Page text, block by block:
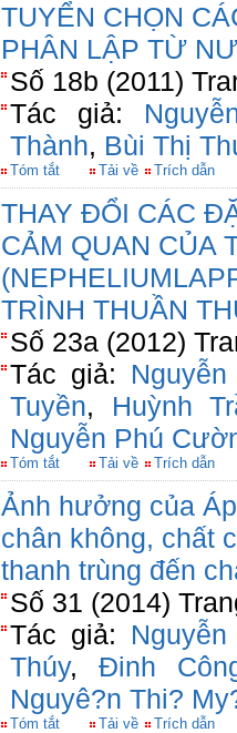
TUYỂN CHỌN
PHÂN LẬP TỪ
Số 18b (2011)
Tác giả:
Thành, Bùi Thị
Tóm tắt Tải về Trích dẫn
THAY ĐỔI CÁC
CẢM QUAN CỦA
TRÌNH THUẦN
Số 23a (2012)
Tác giả:
Tuyền, Huỳnh
Nguyễn Phú
Tóm tắt Tải về Trích dẫn
Ảnh hưởng của
chân không, chất
thanh trùng đến
Số 31 (2014)
Tác giả:
Thúy, Đinh
Nguyê?n Thi?
Tóm tắt Tải về Trích dẫn